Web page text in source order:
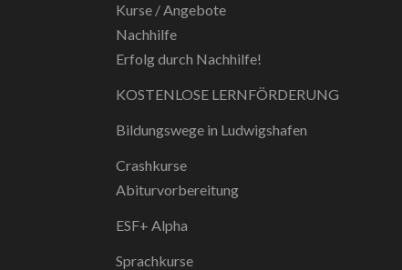
Kurse / Angebote
Nachhilfe
Erfolg durch Nachhilfe!
KOSTENLOSE LERNFÖRDERUNG
Bildungswege in Ludwigshafen
Crashkurse
Abiturvorbereitung
ESF+ Alpha
Sprachkurse